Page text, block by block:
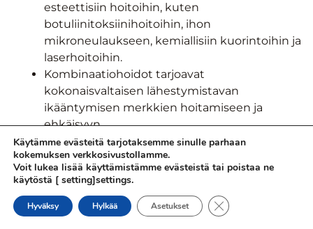
esteettisiin hoitoihin, kuten
botuliinitoksiinihoitoihin, ihon
mikroneulaukseen, kemiallisiin kuorintoihin ja
laserhoitoihin.
Kombinaatiohoidot tarjoavat
kokonaisvaltaisen lähestymistavan
ikääntymisen merkkien hoitamiseen ja
ehkäisyyn.
Leuan ja leukalinjan muotoilu
Leuan ja leukalinjan korostaminen on yksi
nopeimmin kasvavista alueista
Käytämme evästeitä tarjotaksemme sinulle parhaan
kokemuksen verkkosivustollamme.
Voit lukea lisää käyttämistämme evästeistä tai poistaa ne
käytöstä [ setting]settings.
Hyväksy Hylkää Asetukset Sulje evästebanneri